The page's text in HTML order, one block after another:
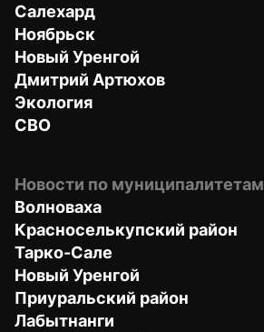
Салехард
Ноябрьск
Новый Уренгой
Дмитрий Артюхов
Экология
СВО
Новости по муниципалитетам
Волноваха
Красноселькупский район
Тарко-Сале
Новый Уренгой
Приуральский район
Лабытнанги